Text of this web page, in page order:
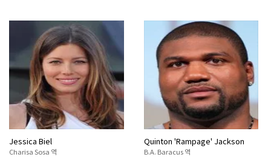
Jessica Biel
Charisa Sosa 역
Quinton 'Rampage' Jackson
B.A. Baracus 역